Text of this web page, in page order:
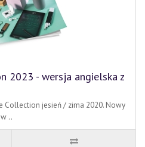
2023 - wersja angielska z
Collection jesień / zima 2020. Nowy
..